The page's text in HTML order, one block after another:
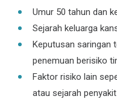
Umur 50 tahun dan
Sejarah keluarga
Keputusan saringan
penemuan berisiko
Faktor risiko lain
atau sejarah